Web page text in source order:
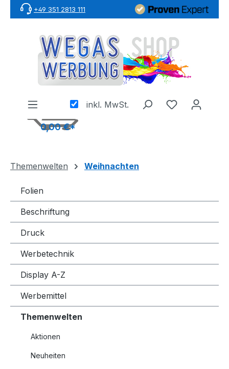
Zum Hauptinhalt springen
+49 351 2813 111
inkl. MwSt.
0,00 €*
Themenwelten Weihnachten
Folien
Beschriftung
Druck
Werbetechnik
Display A-Z
Werbemittel
Themenwelten
Aktionen
Neuheiten